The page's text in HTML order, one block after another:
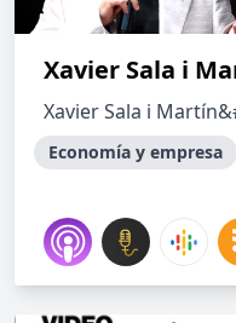
Xavier Sala i
Xavier Sala i
Economía y empresa